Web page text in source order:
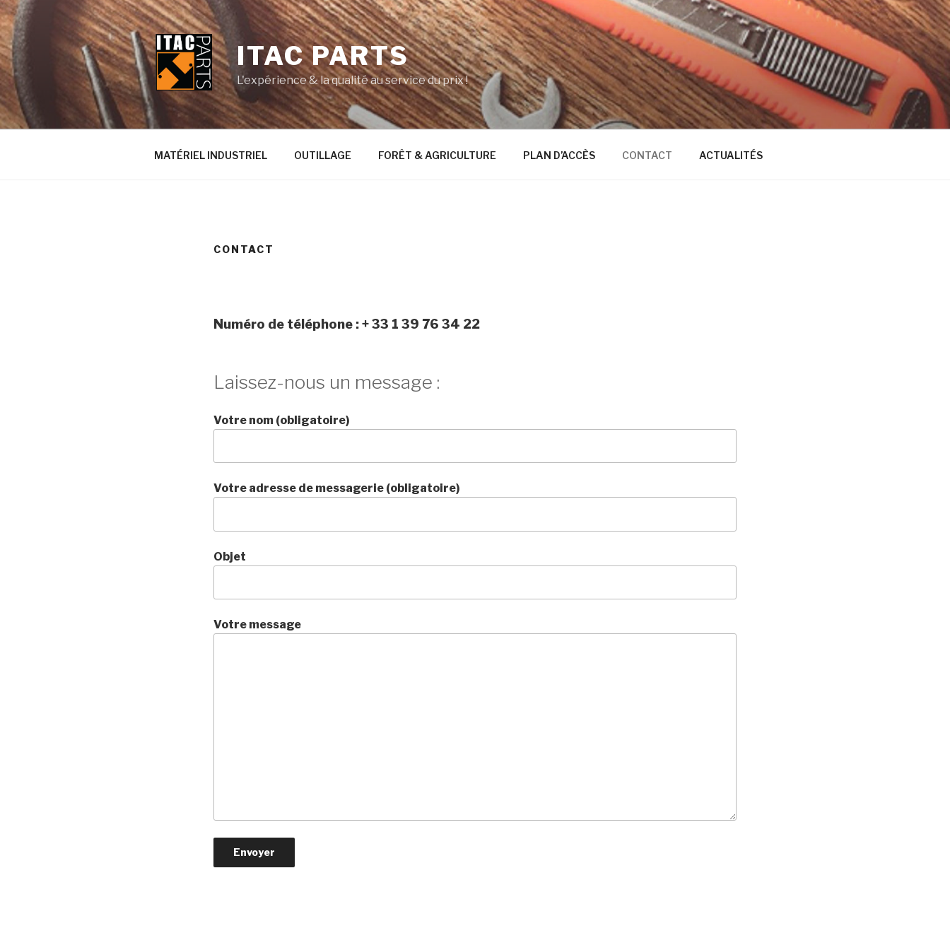
Aller
au
contenu
principal
ITAC PARTS
L'expérience & la qualité au service du prix !
MATÉRIEL INDUSTRIEL OUTILLAGE FORÊT & AGRICULTURE PLAN D’ACCÈS CONTACT ACTUALITÉS
CONTACT
Numéro de téléphone :+ 33 1 39 76 34 22
Laissez-nous un message :
Votre nom (obligatoire)
Votre adresse de messagerie (obligatoire)
Objet
Votre message